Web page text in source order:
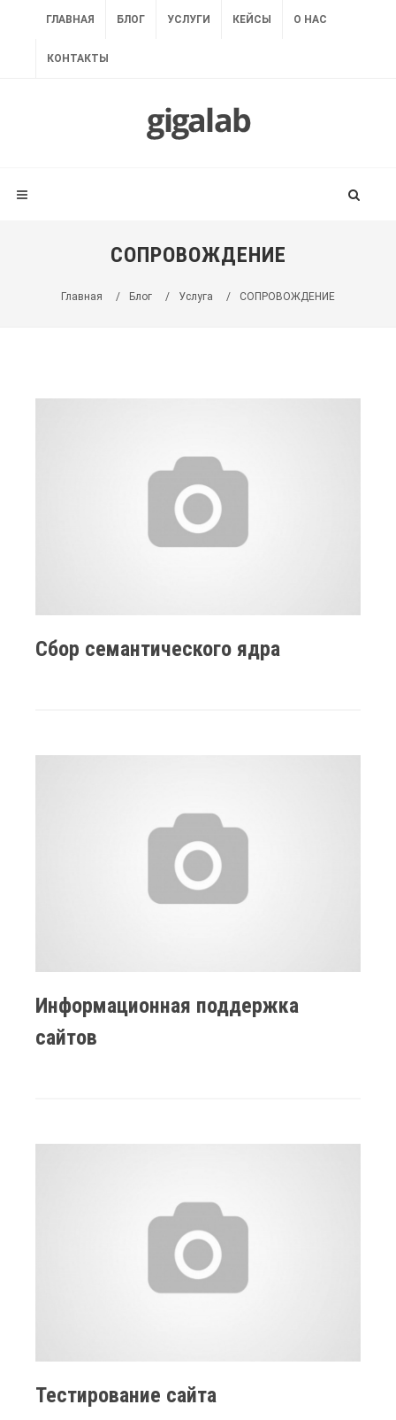
ГЛАВНАЯ БЛОГ УСЛУГИ КЕЙСЫ О НАС
КОНТАКТЫ
СОПРОВОЖДЕНИЕ
Главная / Блог / Услуга / СОПРОВОЖДЕНИЕ
Сбор семантического ядра
Информационная поддержка
сайтов
Тестирование сайта